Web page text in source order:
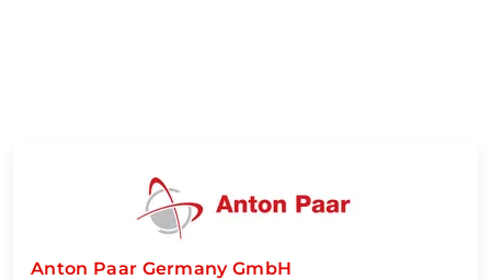
Anton Paar Germany GmbH